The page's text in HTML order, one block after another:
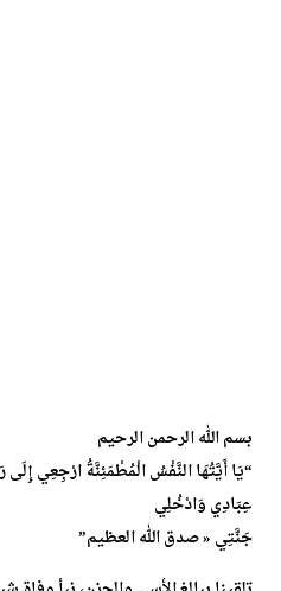
بسم الله الرحمن الرحيم
“يَا أَيَّتُهَا النَّفْسُ الْمُطْمَئِنَّةُ ارْجِعِي
عِبَادِي وَادْخُلِي
جَنَّتِي « صدق الله العظيم”